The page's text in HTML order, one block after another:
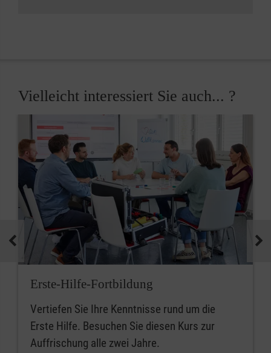
Vielleicht interessiert Sie auch... ?
Erste-Hilfe-Fortbildung
Vertiefen Sie Ihre Kenntnisse rund um die
Erste Hilfe. Besuchen Sie diesen Kurs zur
Auffrischung alle zwei Jahre.